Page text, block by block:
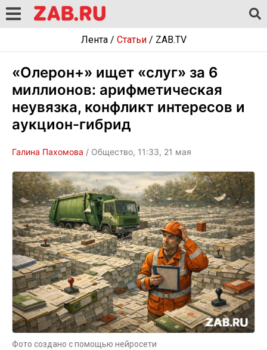
Лента/ Статьи/ ZAB.TV
«Олерон+» ищет «слуг» за 6
миллионов: арифметическая
неувязка, конфликт интересов и
аукцион-гибрид
Галина Пахомова / Общество, 11:33, 21 мая
Фото создано с помощью нейросети